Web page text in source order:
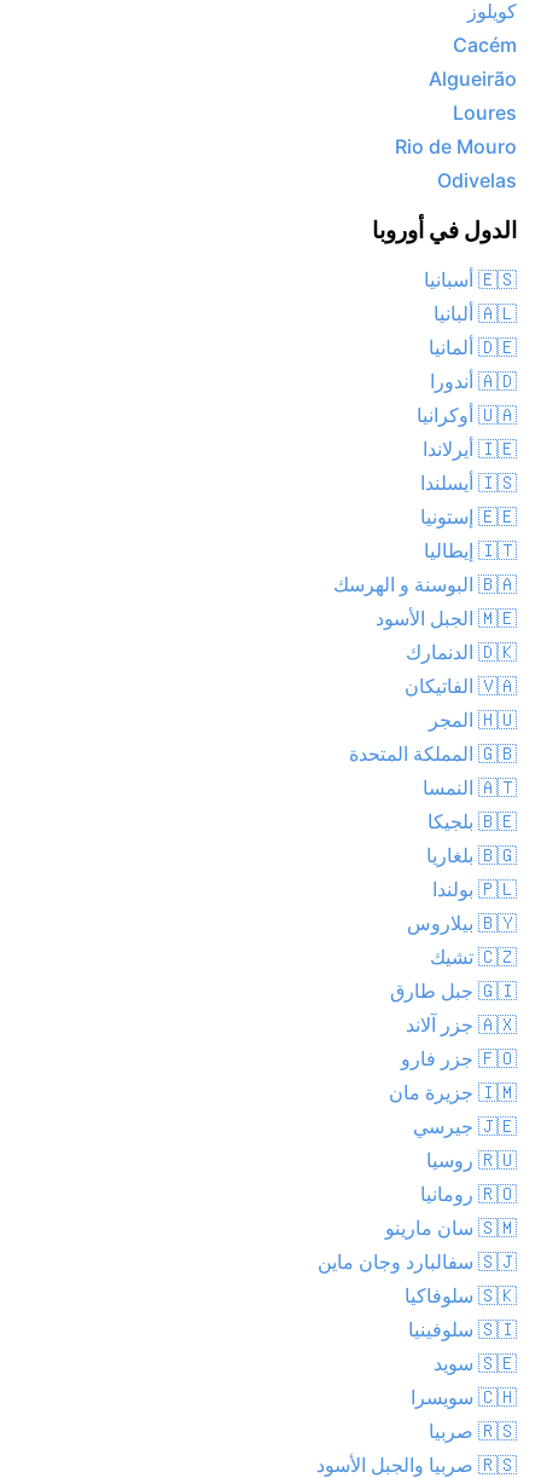
كويلوز
Cacém
Algueirão
Loures
Rio de Mouro
Odivelas
الدول في أوروبا
🇪🇸 أسبانيا
🇦🇱 ألبانيا
🇩🇪 ألمانيا
🇦🇩 أندورا
🇺🇦 أوكرانيا
🇮🇪 أيرلاندا
🇮🇸 أيسلندا
🇪🇪 إستونيا
🇮🇹 إيطاليا
🇧🇦 البوسنة و الهرسك
🇲🇪 الجبل الأسود
🇩🇰 الدنمارك
🇻🇦 الفاتيكان
🇭🇺 المجر
🇬🇧 المملكة المتحدة
🇦🇹 النمسا
🇧🇪 بلجيكا
🇧🇬 بلغاريا
🇵🇱 بولندا
🇧🇾 بيلاروس
🇨🇿 تشيك
🇬🇮 جبل طارق
🇦🇽 جزر آلاند
🇫🇴 جزر فارو
🇮🇲 جزيرة مان
🇯🇪 جيرسي
🇷🇺 روسيا
🇷🇴 رومانيا
🇸🇲 سان مارينو
🇸🇯 سفالبارد وجان ماين
🇸🇰 سلوفاكيا
🇸🇮 سلوفينيا
🇸🇪 سويد
🇨🇭 سويسرا
🇷🇸 صربيا
🇷🇸 صربيا والجبل الأسود